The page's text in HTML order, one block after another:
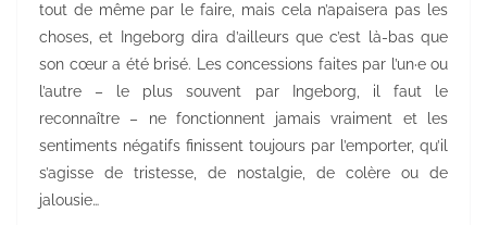
tout de même par le faire, mais cela n’apaisera pas les
choses, et Ingeborg dira d’ailleurs que c’est là-bas que
son cœur a été brisé. Les concessions faites par l’un·e ou
l’autre – le plus souvent par Ingeborg, il faut le
reconnaître – ne fonctionnent jamais vraiment et les
sentiments négatifs finissent toujours par l’emporter, qu’il
s’agisse de tristesse, de nostalgie, de colère ou de
jalousie…